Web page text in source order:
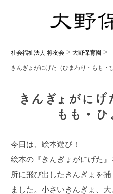
社会福祉法人 将友会 >大野保育園 >
きんぎょがにげた（ひまわり・もも・
きんぎょがにげ
もも・ひ
今日は、絵本遊び！
絵本の『きんぎょがにげた
所に飛び出したきんぎょを
ました。小さいきんぎょ、